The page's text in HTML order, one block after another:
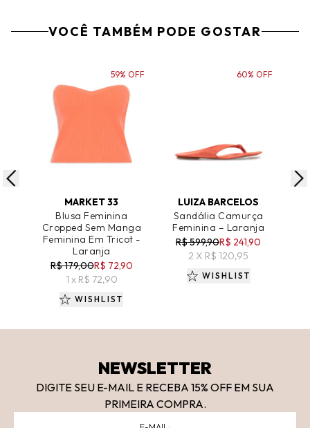
VOCÊ TAMBÉM PODE GOSTAR
MARKET 33
Blusa Feminina
Cropped Sem Manga
Feminina Em Tricot -
Laranja
R$ 179,00R$ 72,90
1 x R$ 72,90
59% OFF
WISHLIST
LUIZA BARCELOS
Sandália Camurça
Feminina – Laranja
R$ 599,90R$ 241,90
2 X R$ 120,95
60% OFF
WISHLIST
NEWSLETTER
DIGITE SEU E-MAIL E RECEBA 15% OFF EM SUA
PRIMEIRA COMPRA.